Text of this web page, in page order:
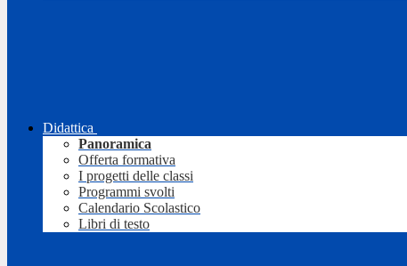
Didattica
Panoramica
Offerta formativa
I progetti delle classi
Programmi svolti
Calendario Scolastico
Libri di testo